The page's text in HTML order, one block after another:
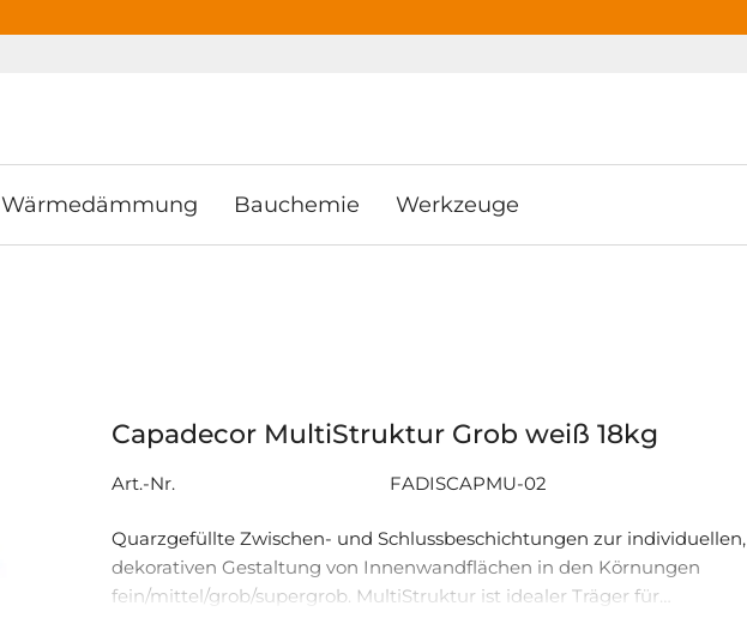
Wärmedämmung Bauchemie Werkzeuge
Capadecor MultiStruktur Grob weiß 18kg
Art.-Nr. FADISCAPMU-02
Quarzgefüllte Zwischen- und Schluss­beschich­tungen zur individuellen,
dekora­tiv­en Gestaltung von Innenwandflächen in den Körnungen
fein/mittel/grob/supergrob. MultiStruktur ist idealer Träger für